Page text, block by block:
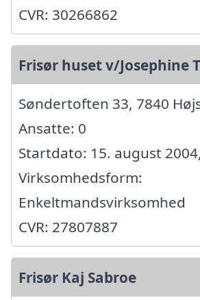
CVR: 30266862
Frisør huset v/Josephine
Søndertoften 33, 7840
Ansatte: 0
Startdato: 15. august 2004,
Virksomhedsform:
Enkeltmandsvirksomhed
CVR: 27807887
Frisør Kaj Sabroe